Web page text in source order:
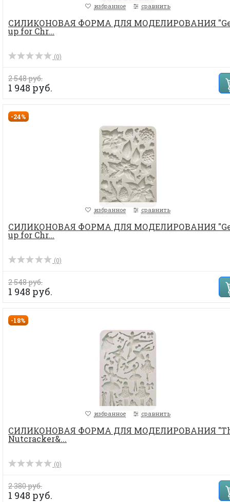
избранное сравнить
СИЛИКОНОВАЯ ФОРМА ДЛЯ МОДЕЛИРОВАНИЯ
up for Chr...
(0)
2 548 руб.
1 948 руб.
-24%
избранное сравнить
СИЛИКОНОВАЯ ФОРМА ДЛЯ МОДЕЛИРОВАНИЯ
up for Chr...
(0)
2 548 руб.
1 948 руб.
-18%
избранное сравнить
СИЛИКОНОВАЯ ФОРМА ДЛЯ МОДЕЛИРОВАНИЯ
Nutcracker&...
(0)
2 380 руб.
1 948 руб.